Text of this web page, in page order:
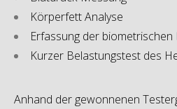
Körperfett Analyse
Erfassung der biometrischen
Kurzer Belastungstest des
Anhand der gewonnenen